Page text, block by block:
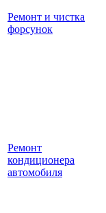
Ремонт и чистка
форсунок
Ремонт
кондиционера
автомобиля